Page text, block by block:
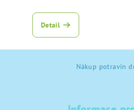
Detail
Nákup potravin